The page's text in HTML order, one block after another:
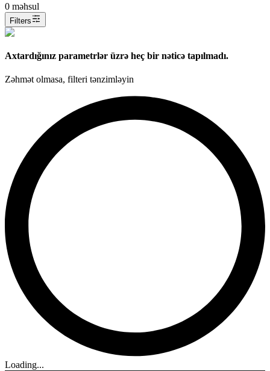
0 məhsul
Filters
Axtardığınız parametrlər üzrə heç bir nəticə tapılmadı.
Zəhmət olmasa, filteri tənzimləyin
Loading...